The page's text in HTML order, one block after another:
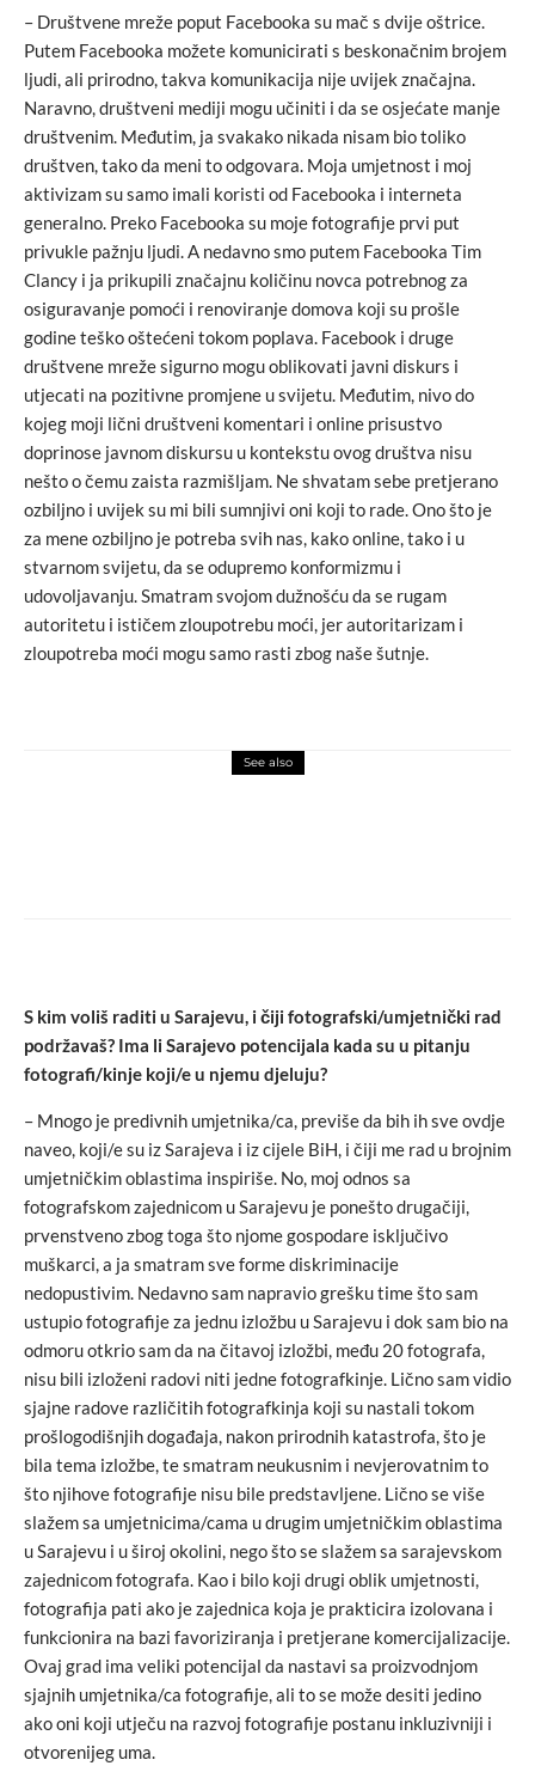
– Društvene mreže poput Facebooka su mač s dvije oštrice.
Putem Facebooka možete komunicirati s beskonačnim brojem
ljudi, ali prirodno, takva komunikacija nije uvijek značajna.
Naravno, društveni mediji mogu učiniti i da se osjećate manje
društvenim. Međutim, ja svakako nikada nisam bio toliko
društven, tako da meni to odgovara. Moja umjetnost i moj
aktivizam su samo imali koristi od Facebooka i interneta
generalno. Preko Facebooka su moje fotografije prvi put
privukle pažnju ljudi. A nedavno smo putem Facebooka Tim
Clancy i ja prikupili značajnu količinu novca potrebnog za
osiguravanje pomoći i renoviranje domova koji su prošle
godine teško oštećeni tokom poplava. Facebook i druge
društvene mreže sigurno mogu oblikovati javni diskurs i
utjecati na pozitivne promjene u svijetu. Međutim, nivo do
kojeg moji lični društveni komentari i online prisustvo
doprinose javnom diskursu u kontekstu ovog društva nisu
nešto o čemu zaista razmišljam. Ne shvatam sebe pretjerano
ozbiljno i uvijek su mi bili sumnjivi oni koji to rade. Ono što je
za mene ozbiljno je potreba svih nas, kako online, tako i u
stvarnom svijetu, da se odupremo konformizmu i
udovoljavanju. Smatram svojom dužnošću da se rugam
autoritetu i ističem zloupotrebu moći, jer autoritarizam i
zloupotreba moći mogu samo rasti zbog naše šutnje.
See also
S kim voliš raditi u Sarajevu, i čiji fotografski/umjetnički rad
podržavaš? Ima li Sarajevo potencijala kada su u pitanju
fotografi/kinje koji/e u njemu djeluju?
– Mnogo je predivnih umjetnika/ca, previše da bih ih sve ovdje
naveo, koji/e su iz Sarajeva i iz cijele BiH, i čiji me rad u brojnim
umjetničkim oblastima inspiriše. No, moj odnos sa
fotografskom zajednicom u Sarajevu je ponešto drugačiji,
prvenstveno zbog toga što njome gospodare isključivo
muškarci, a ja smatram sve forme diskriminacije
nedopustivim. Nedavno sam napravio grešku time što sam
ustupio fotografije za jednu izložbu u Sarajevu i dok sam bio na
odmoru otkrio sam da na čitavoj izložbi, među 20 fotografa,
nisu bili izloženi radovi niti jedne fotografkinje. Lično sam vidio
sjajne radove različitih fotografkinja koji su nastali tokom
prošlogodišnjih događaja, nakon prirodnih katastrofa, što je
bila tema izložbe, te smatram neukusnim i nevjerovatnim to
što njihove fotografije nisu bile predstavljene. Lično se više
slažem sa umjetnicima/cama u drugim umjetničkim oblastima
u Sarajevu i u široj okolini, nego što se slažem sa sarajevskom
zajednicom fotografa. Kao i bilo koji drugi oblik umjetnosti,
fotografija pati ako je zajednica koja je prakticira izolovana i
funkcionira na bazi favoriziranja i pretjerane komercijalizacije.
Ovaj grad ima veliki potencijal da nastavi sa proizvodnjom
sjajnih umjetnika/ca fotografije, ali to se može desiti jedino
ako oni koji utječu na razvoj fotografije postanu inkluzivniji i
otvorenijeg uma.